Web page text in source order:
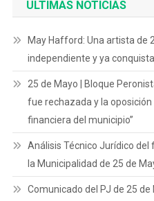
ULTIMAS NOTICIAS
May Hafford: Una artista de
independiente y ya
25 de Mayo | Bloque
fue rechazada y la
financiera del municipio”
Análisis Técnico Jurídico del
la Municipalidad de 25 de
Comunicado del PJ de 25